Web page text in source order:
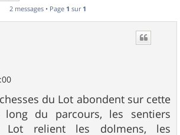
2 messages • Page 1 sur 1
du Lot abondent sur cette
du parcours, les sentiers
Lot relient les dolmens, les